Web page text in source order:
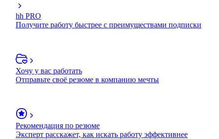
hh PRO
Получите работу быстрее с преимуществами подписки
Хочу у вас работать
Отправьте своё резюме в компанию мечты
Рекомендация по резюме
Эксперт расскажет, как искать работу эффективнее